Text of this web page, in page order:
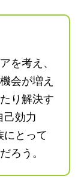
を考え、
会が増え
り解決す
己効力
にとって
ろう。